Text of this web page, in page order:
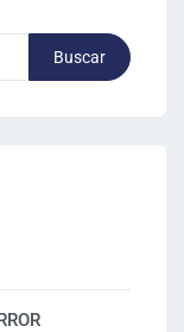
Buscar